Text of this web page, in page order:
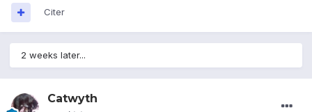
Citer
2 weeks later...
Catwyth